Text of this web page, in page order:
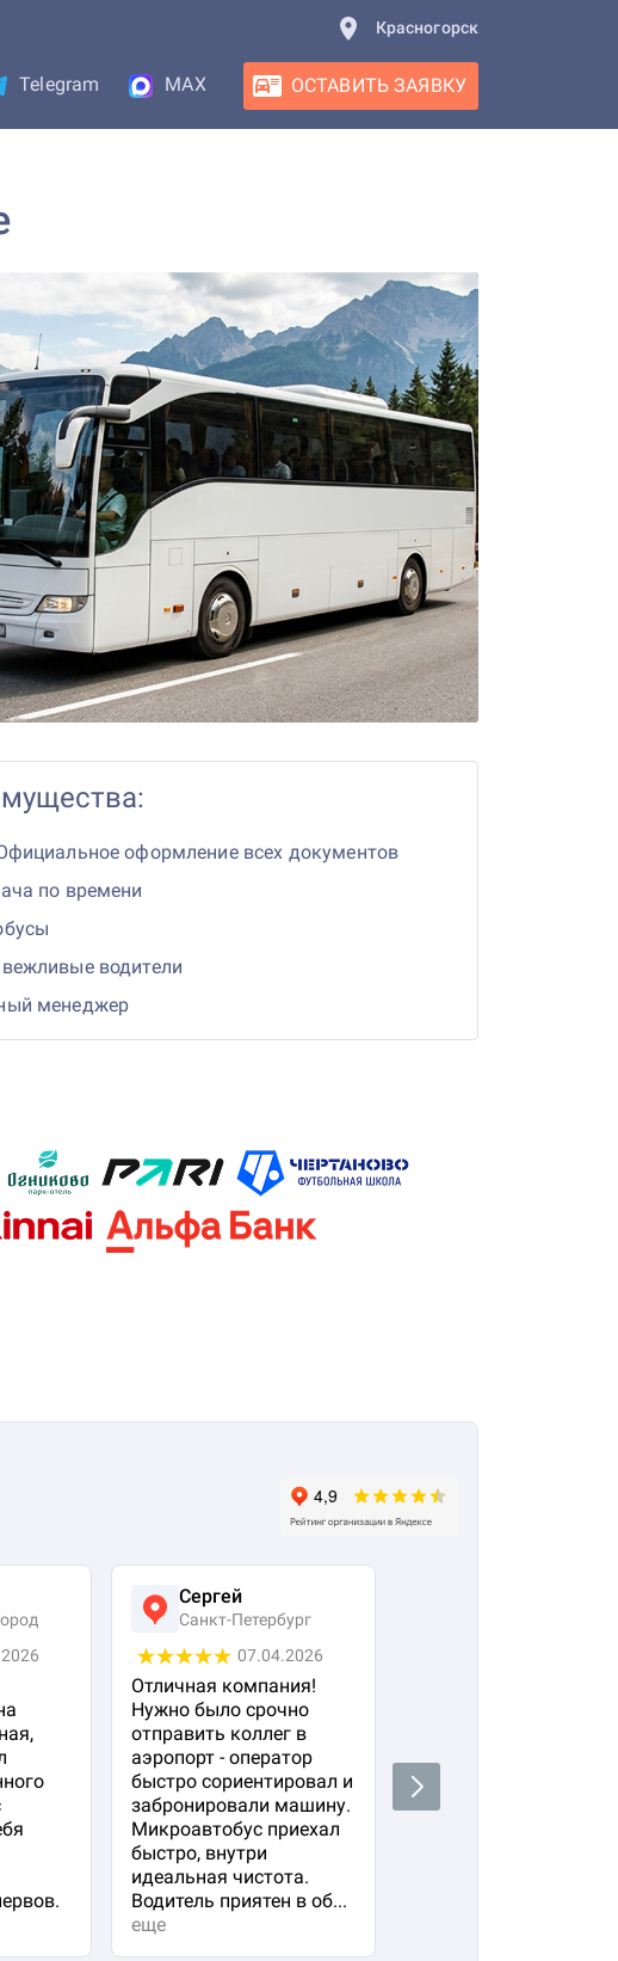
Красногорск
Telegram MAX ОСТАВИТЬ ЗАЯВКУ
оформление всех документов
по времени
водители
менеджер
Сергей
Санкт-Петербург
07.04.2026
Отличная компания!
Нужно было срочно
отправить коллег в
аэропорт - оператор
быстро сориентировал и
забронировали машину.
Микроавтобус приехал
быстро, внутри
идеальная чистота.
Водитель приятен в об...
еще
жд вокзала в 4 утра.
Очень переживала
водитель опоздает
Next